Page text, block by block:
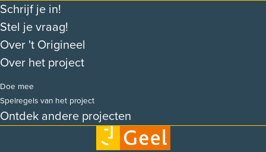
Schrijf je in!
Stel je vraag!
Over 't Origineel
Over het project
Doe mee
Spelregels van het project
Ontdek andere projecten